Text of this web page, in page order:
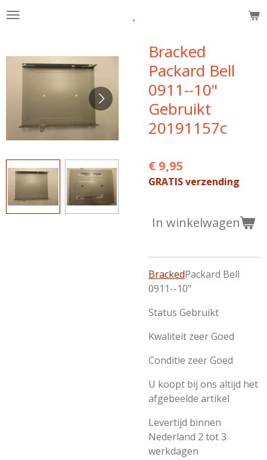
Ga
de
hoofdinhoud
.
Bracked
Packard Bell
0911--10"
Gebruikt
20191157c
€ 9,95
GRATIS verzending
In winkelwagen
BrackedPackard Bell
0911--10"
Status Gebruikt
Kwaliteit zeer Goed
Conditie zeer Goed
U koopt bij ons altijd het
afgebeelde artikel
Levertijd binnen
Nederland 2 tot 3
werkdagen